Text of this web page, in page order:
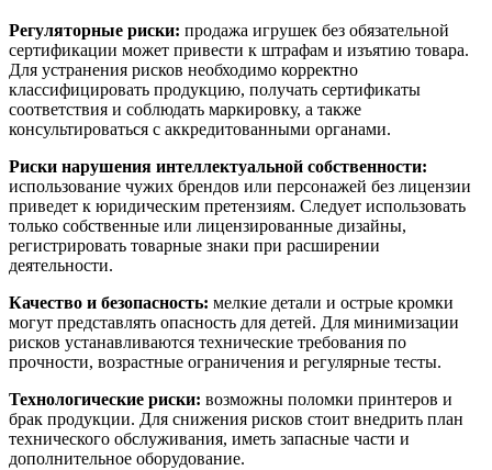
Регуляторные риски: продажа игрушек без обязательной
сертификации может привести к штрафам и изъятию товара.
Для устранения рисков необходимо корректно
классифицировать продукцию, получать сертификаты
соответствия и соблюдать маркировку, а также
консультироваться с аккредитованными органами.
Риски нарушения интеллектуальной собственности:
использование чужих брендов или персонажей без лицензии
приведет к юридическим претензиям. Следует использовать
только собственные или лицензированные дизайны,
регистрировать товарные знаки при расширении
деятельности.
Качество и безопасность: мелкие детали и острые кромки
могут представлять опасность для детей. Для минимизации
рисков устанавливаются технические требования по
прочности, возрастные ограничения и регулярные тесты.
Технологические риски: возможны поломки принтеров и
брак продукции. Для снижения рисков стоит внедрить план
технического обслуживания, иметь запасные части и
дополнительное оборудование.